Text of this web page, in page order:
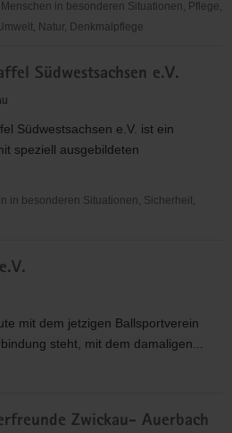
in besonderen Situationen, Pflege,
Natur, Denkmalpflege
Südwestsachsen e.V.
Südwestsachsen e.V. ist ein
speziell ausgebildeten
in besonderen Situationen, Sicherheit,
mit dem jetzigen Ballsportverein
steht, mit dem damaligen...
Zwickau- Auerbach